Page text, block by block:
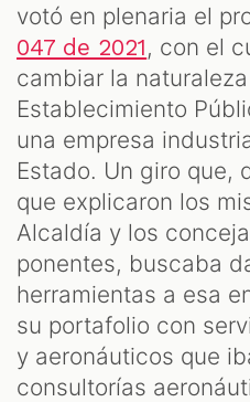
votó en plenaria el
047 de 2021, con el
cambiar la
Establecimiento
una empresa
Estado. Un giro que,
que explicaron los
Alcaldía y los
ponentes, buscaba
herramientas a esa
su portafolio con
y aeronáuticos que
consultorías